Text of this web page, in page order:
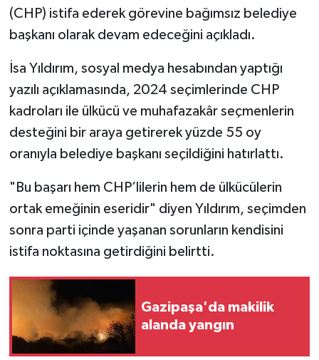
(CHP) istifa ederek görevine bağımsız belediye
başkanı olarak devam edeceğini açıkladı.
İsa Yıldırım, sosyal medya hesabından yaptığı
yazılı açıklamasında, 2024 seçimlerinde CHP
kadroları ile ülkücü ve muhafazakâr seçmenlerin
desteğini bir araya getirerek yüzde 55 oy
oranıyla belediye başkanı seçildiğini hatırlattı.
"Bu başarı hem CHP’lilerin hem de ülkücülerin
ortak emeğinin eseridir" diyen Yıldırım, seçimden
sonra parti içinde yaşanan sorunların kendisini
istifa noktasına getirdiğini belirtti.
Gazipaşa'da makilik
alanda yangın